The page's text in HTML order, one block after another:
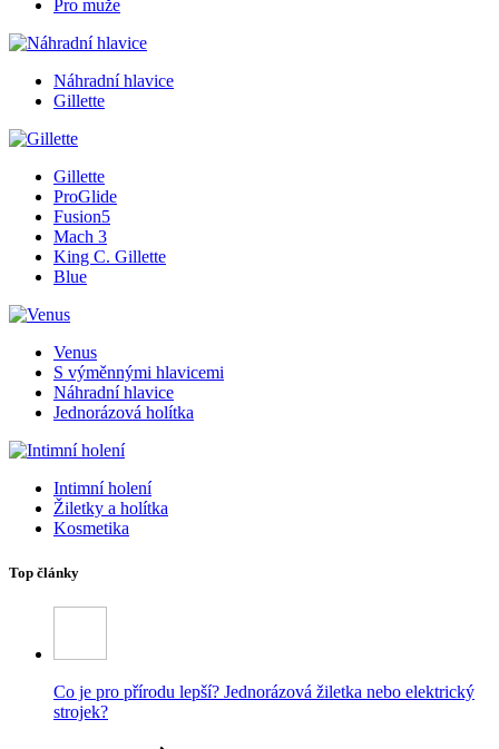
Pro muže
Náhradní hlavice
Gillette
Gillette
ProGlide
Fusion5
Mach 3
King C. Gillette
Blue
Venus
S výměnnými hlavicemi
Náhradní hlavice
Jednorázová holítka
Intimní holení
Žiletky a holítka
Kosmetika
Top články
Co je pro přírodu lepší? Jednorázová žiletka nebo elektrický
strojek?